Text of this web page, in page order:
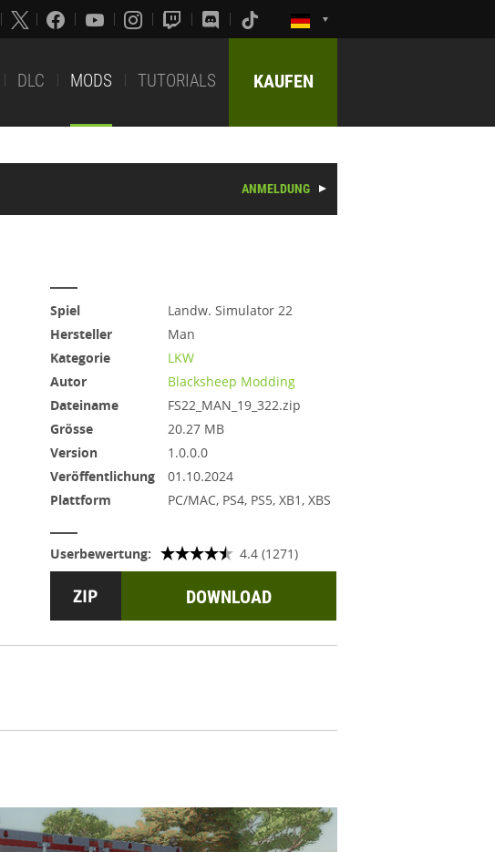
DLC MODS TUTORIALS KAUFEN
ANMELDUNG
Spiel
Landw. Simulator 22
Hersteller
Man
Kategorie
LKW
Autor
Blacksheep Modding
Dateiname
FS22_MAN_19_322.zip
Grösse
20.27 MB
Version
1.0.0.0
Veröffentlichung
01.10.2024
Plattform
PC/MAC, PS4, PS5, XB1, XBS
Userbewertung: 4.4 (1271)
DOWNLOAD